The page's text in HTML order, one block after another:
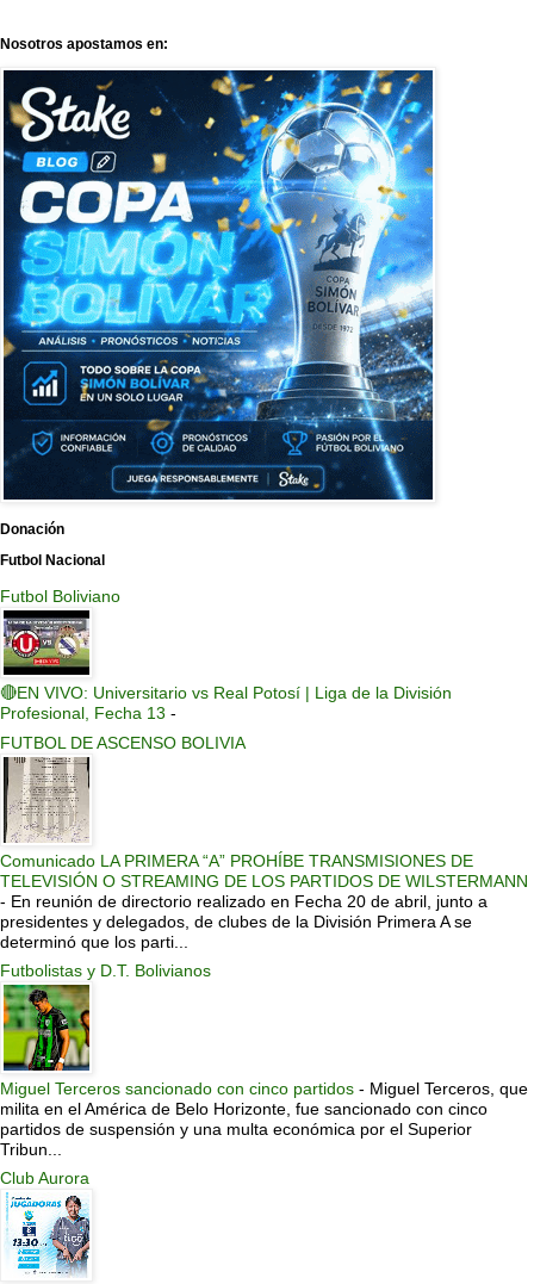
Nosotros apostamos en:
Donación
Futbol Nacional
Futbol Boliviano
🔴EN VIVO: Universitario vs Real Potosí | Liga de la División
Profesional, Fecha 13 -
FUTBOL DE ASCENSO BOLIVIA
Comunicado LA PRIMERA “A” PROHÍBE TRANSMISIONES DE
TELEVISIÓN O STREAMING DE LOS PARTIDOS DE WILSTERMANN
- En reunión de directorio realizado en Fecha 20 de abril, junto a
presidentes y delegados, de clubes de la División Primera A se
determinó que los parti...
Futbolistas y D.T. Bolivianos
Miguel Terceros sancionado con cinco partidos - Miguel Terceros, que
milita en el América de Belo Horizonte, fue sancionado con cinco
partidos de suspensión y una multa económica por el Superior
Tribun...
Club Aurora